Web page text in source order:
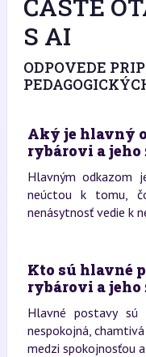
ČASTÉ
S AI
ODPOVEDE
Aký je hlavný
rybárovi a jeho
Hlavným odkazom
neúctou k tomu,
nenásytnosť vedie k
Kto sú hlavné
rybárovi a jeho
Hlavné postavy sú
nespokojná,
medzi spokojnosťou